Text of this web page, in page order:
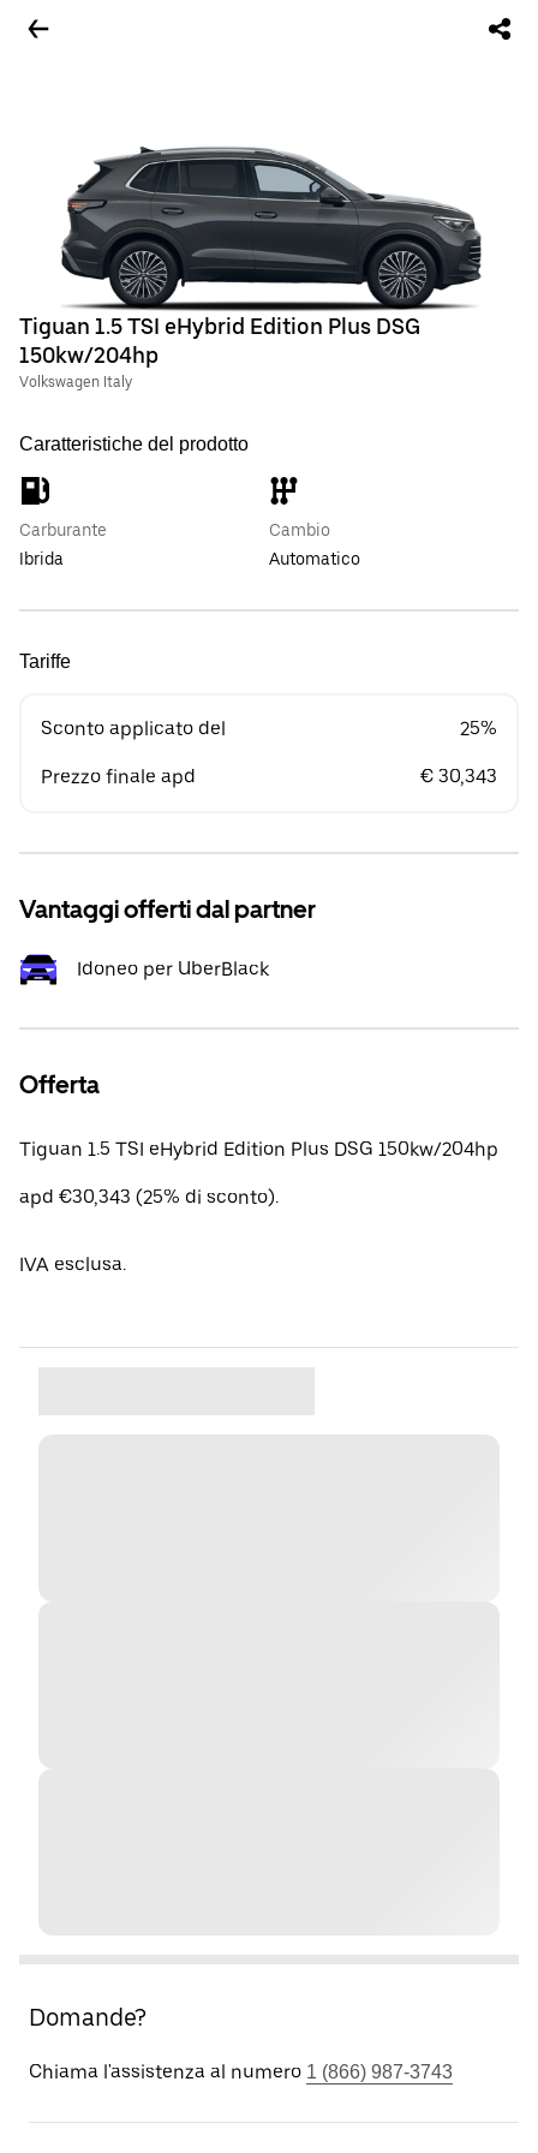
Tiguan 1.5 TSI eHybrid Edition Plus DSG
150kw/204hp
Volkswagen Italy
Caratteristiche del prodotto
Carburante
Ibrida
Cambio
Automatico
Tariffe
Sconto applicato del 25%
Prezzo finale apd € 30,343
Vantaggi offerti dal partner
Idoneo per UberBlack
Offerta
Tiguan 1.5 TSI eHybrid Edition Plus DSG 150kw/204hp
apd €30,343 (25% di sconto).
IVA esclusa.
Domande?
Chiama l'assistenza al numero 1 (866) 987-3743